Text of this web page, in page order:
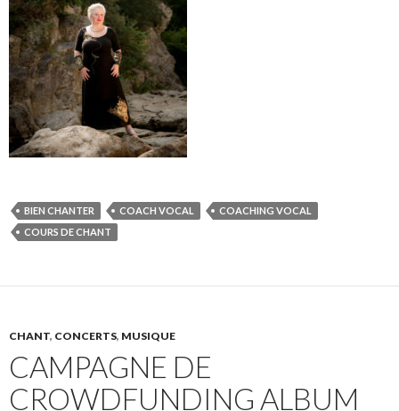
BIEN CHANTER COACH VOCAL
COACHING VOCAL
COURS DE CHANT
CHANT, CONCERTS, MUSIQUE
CAMPAGNE DE
CROWDFUNDING ALBUM